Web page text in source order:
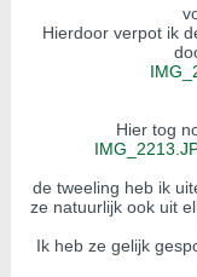
Hierdoor verpot ik
Hier tog
de tweeling heb ik
ze natuurlijk ook uit
Ik heb ze gelijk